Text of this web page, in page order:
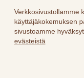
Verkkosivustollamme
käyttäjäkokemuksen
sivustoamme
evästeistä